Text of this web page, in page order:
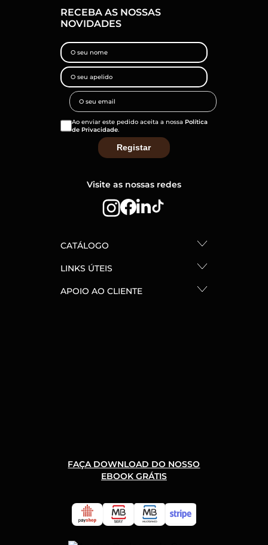
RECEBA AS NOSSAS
NOVIDADES
Ao enviar este pedido aceita a nossa Política
de Privacidade.
Visite as nossas redes
CATÁLOGO
LINKS ÚTEIS
APOIO AO CLIENTE
FAÇA DOWNLOAD DO NOSSO
EBOOK GRÁTIS